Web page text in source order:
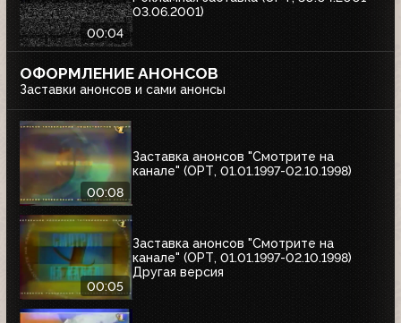
00:04
03.06.2001)
ОФОРМЛЕНИЕ АНОНСОВ
Заставки анонсов и сами анонсы
00:08
Заставка анонсов "Смотрите на
канале" (ОРТ, 01.01.1997-02.10.1998)
00:05
Заставка анонсов "Смотрите на
канале" (ОРТ, 01.01.1997-02.10.1998)
Другая версия